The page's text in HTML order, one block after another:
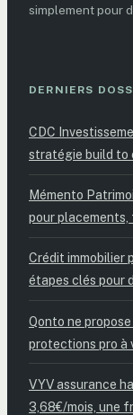
simplement pour
DERNIERS
CDC
stratégie build to
Mémento
pour
Crédit immobilier
étapes clés pour
Qonto ne
protections pro à
VYV assurance
3,68€/mois, une